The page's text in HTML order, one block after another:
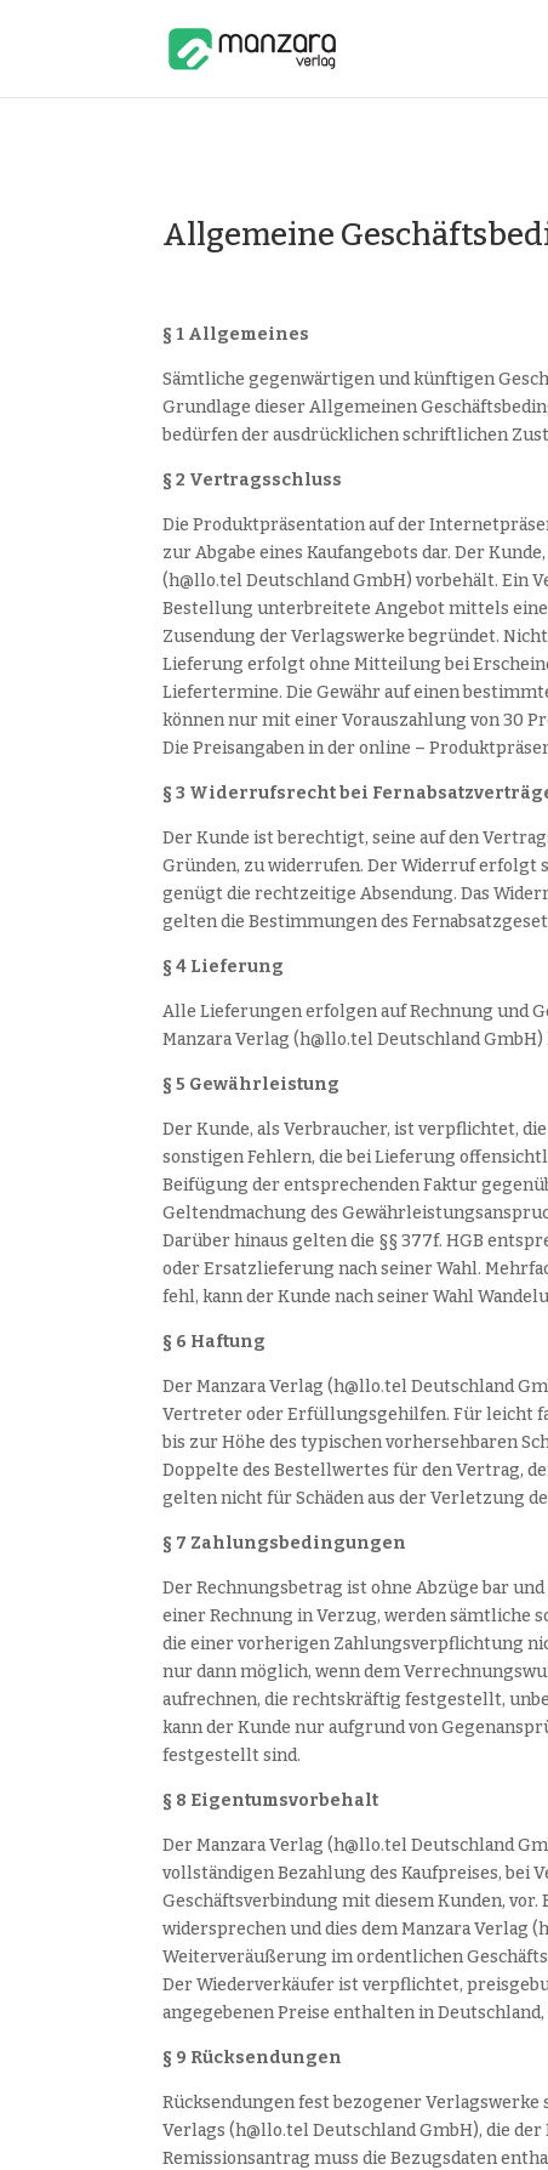
Allgemeine
§ 1 Allgemeines
Sämtliche gegenwärtigen und künftigen
Grundlage dieser Allgemeinen
bedürfen der ausdrücklichen schriftlichen
§ 2 Vertragsschluss
Die Produktpräsentation auf der
zur Abgabe eines Kaufangebots dar. Der
(h@llo.tel Deutschland GmbH) vorbehält. Ein
Bestellung unterbreitete Angebot mittels
Zusendung der Verlagswerke begründet.
Lieferung erfolgt ohne Mitteilung bei
Liefertermine. Die Gewähr auf einen
können nur mit einer Vorauszahlung von 30
Die Preisangaben in der online –
§ 3 Widerrufsrecht bei
Der Kunde ist berechtigt, seine auf den
Gründen, zu widerrufen. Der Widerruf erfolgt
genügt die rechtzeitige Absendung. Das
gelten die Bestimmungen des
§ 4 Lieferung
Alle Lieferungen erfolgen auf Rechnung und
Manzara Verlag (h@llo.tel Deutschland GmbH)
§ 5 Gewährleistung
Der Kunde, als Verbraucher, ist verpflichtet,
sonstigen Fehlern, die bei Lieferung
Beifügung der entsprechenden Faktur
Geltendmachung des
Darüber hinaus gelten die §§ 377f. HGB
oder Ersatzlieferung nach seiner Wahl.
fehl, kann der Kunde nach seiner Wahl
§ 6 Haftung
Der Manzara Verlag (h@llo.tel Deutschland
Vertreter oder Erfüllungsgehilfen. Für leicht
bis zur Höhe des typischen vorhersehbaren
Doppelte des Bestellwertes für den Vertrag,
gelten nicht für Schäden aus der Verletzung
§ 7 Zahlungsbedingungen
Der Rechnungsbetrag ist ohne Abzüge bar
einer Rechnung in Verzug, werden sämtliche
die einer vorherigen Zahlungsverpflichtung
nur dann möglich, wenn dem
aufrechnen, die rechtskräftig festgestellt,
kann der Kunde nur aufgrund von
festgestellt sind.
§ 8 Eigentumsvorbehalt
Der Manzara Verlag (h@llo.tel Deutschland
vollständigen Bezahlung des Kaufpreises,
Geschäftsverbindung mit diesem Kunden,
widersprechen und dies dem Manzara
Weiterveräußerung im ordentlichen
Der Wiederverkäufer ist verpflichtet,
angegebenen Preise enthalten in
§ 9 Rücksendungen
Rücksendungen fest bezogener
Verlags (h@llo.tel Deutschland GmbH), die
Remissionsantrag muss die Bezugsdaten